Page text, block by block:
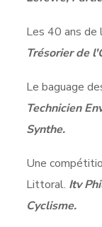
Les 40 ans de
Trésorier de
Le baguage
Technicien
Synthe.
Une
Littoral. Itv
Cyclisme.